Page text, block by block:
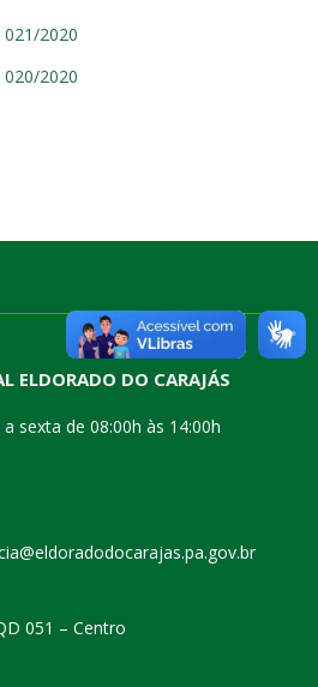
021/2020
020/2020
ELDORADO DO CARAJÁS
sexta de 08:00h às 14:00h
051 – Centro